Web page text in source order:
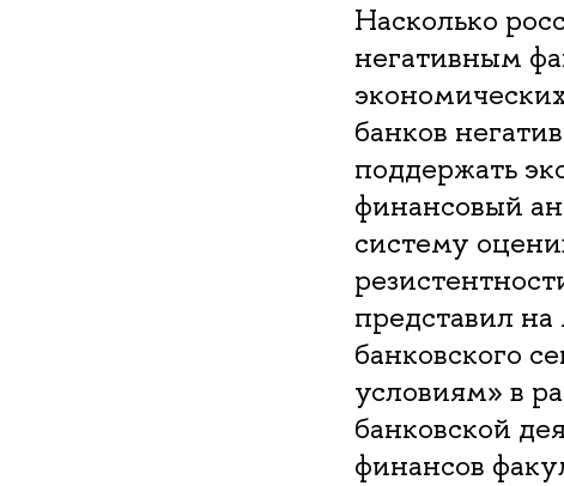
Насколько
негативным
банков
поддержать
финансовый
систему
представил на
банковского
условиям» в
банковской
финансов